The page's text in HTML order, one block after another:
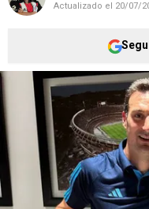
Actualizado el 20/07/